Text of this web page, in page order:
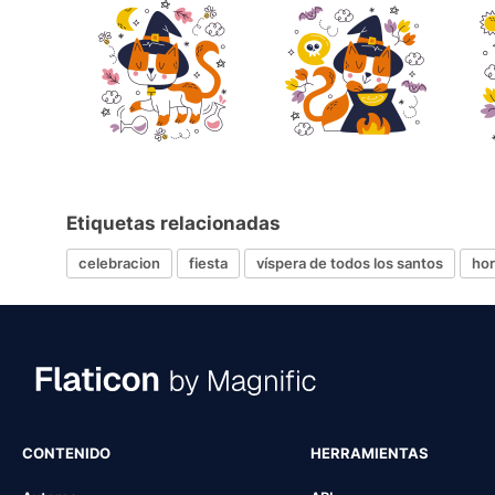
Etiquetas relacionadas
celebracion fiesta víspera de todos los santos
CONTENIDO HERRAMIENTAS